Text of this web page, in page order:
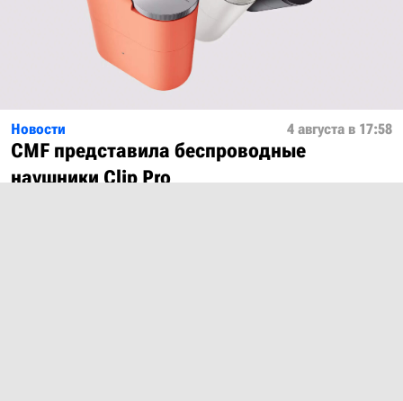
Новости 4 августа в 17:58
CMF представила беспроводные
наушники Clip Pro